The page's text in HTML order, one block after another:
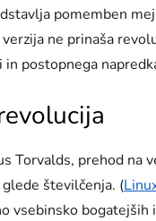
pomemben
ne prinaša
postopnega
Torvalds, prehod na
številčenja. (
vsebinsko